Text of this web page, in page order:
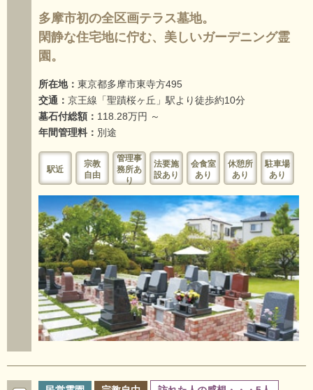
多摩市初の全区画テラス墓地。
閑静な住宅地に佇む、美しいガーデニング霊
園。
所在地： 東京都多摩市東寺方495
交通： 京王線「聖蹟桜ヶ丘」駅より徒歩約10分
墓石付総額： 118.28万円 ～
年間管理料： 別途
駅近
宗教
自由
管理事
務所あ
り
法要施
設あり
会食室
あり
休憩所
あり
駐車場
あり